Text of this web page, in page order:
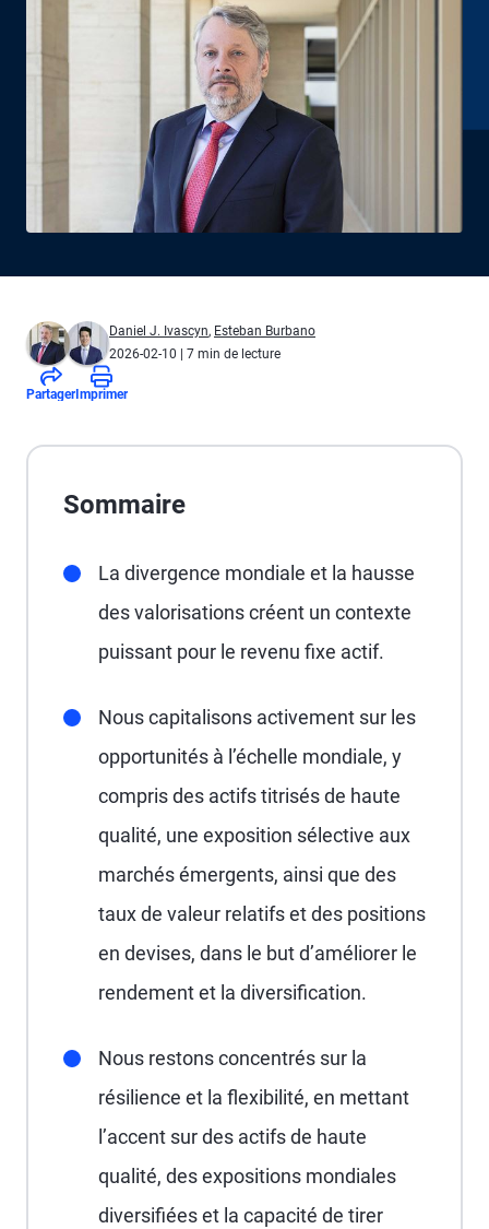
Daniel J. Ivascyn, Esteban Burbano
2026-02-10 | 7 min de lecture
Partager Imprimer
Sommaire
La divergence mondiale et la hausse
des valorisations créent un contexte
puissant pour le revenu fixe actif.
Nous capitalisons activement sur les
opportunités à l’échelle mondiale, y
compris des actifs titrisés de haute
qualité, une exposition sélective aux
marchés émergents, ainsi que des
taux de valeur relatifs et des positions
en devises, dans le but d’améliorer le
rendement et la diversification.
Nous restons concentrés sur la
résilience et la flexibilité, en mettant
l’accent sur des actifs de haute
qualité, des expositions mondiales
diversifiées et la capacité de tirer